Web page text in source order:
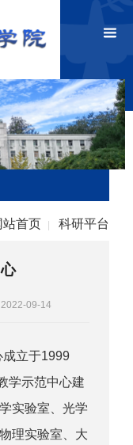
站首页 科研平台
09-14
成立于1999
学示范中心建
实验室、光学
理实验室、大